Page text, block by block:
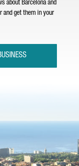
about Barcelona and
and get them in your